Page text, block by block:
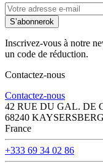
S’abonnerok
Inscrivez-vous à notre
un code de réduction.
Contactez-nous
Contactez-nous
42 RUE DU GAL. DE
68240
France
+333 69 34 02 86